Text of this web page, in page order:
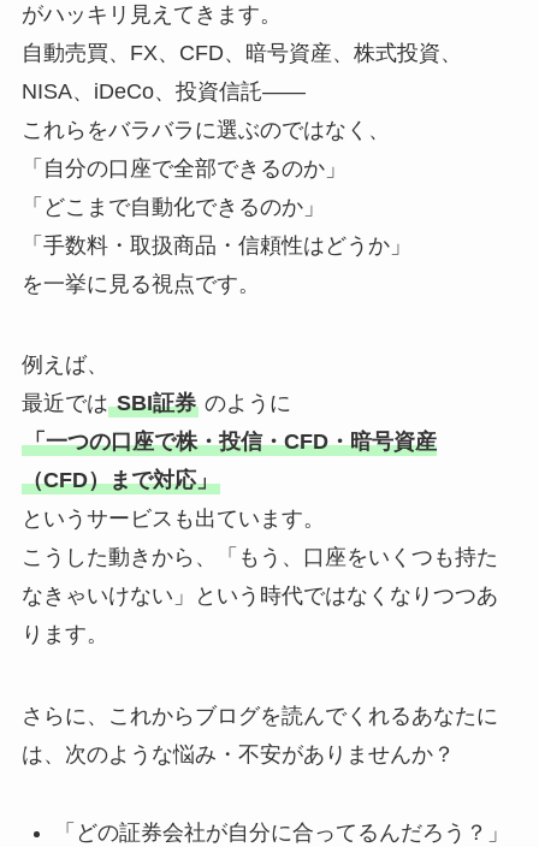
がハッキリ見えてきます。
自動売買、FX、CFD、暗号資産、株式投資、
NISA、iDeCo、投資信託――
これらをバラバラに選ぶのではなく、
「自分の口座で全部できるのか」
「どこまで自動化できるのか」
「手数料・取扱商品・信頼性はどうか」
を一挙に見る視点です。
例えば、
最近ではSBI証券のように
「一つの口座で株・投信・CFD・暗号資産
（CFD）まで対応」
というサービスも出ています。
こうした動きから、「もう、口座をいくつも持た
なきゃいけない」という時代ではなくなりつつあ
ります。
さらに、これからブログを読んでくれるあなたに
は、次のような悩み・不安がありませんか？
「どの証券会社が自分に合ってるんだろう？」